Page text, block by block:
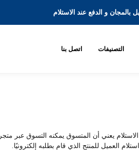
و الدفع عند الاستلام
التصنيفات اتصل بنا
يعني أن المتسوق يمكنه التسوق عبر
العميل للمنتج الذي قام بطلبه إلكترونيًا.